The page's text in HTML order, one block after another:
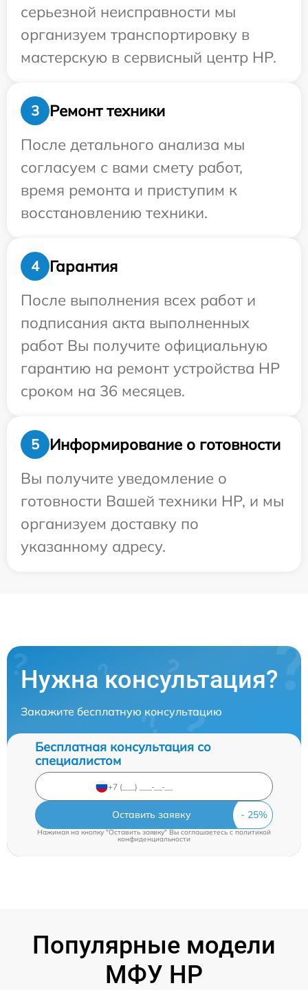
серьезной неисправности мы
организуем транспортировку в
мастерскую в сервисный центр HP.
3
Ремонт техники
После детального анализа мы
согласуем с вами смету работ,
время ремонта и приступим к
восстановлению техники.
4
Гарантия
После выполнения всех работ и
подписания акта выполненных
работ Вы получите официальную
гарантию на ремонт устройства HP
сроком на 36 месяцев.
5
Информирование о готовности
Вы получите уведомление о
готовности Вашей техники HP, и мы
организуем доставку по
указанному адресу.
Нужна консультация?
Закажите бесплатную консультацию
Бесплатная консультация со
специалистом
Оставить заявку
Нажимая на кнопку "Оставить заявку" Вы соглашаетесь cполитикой
конфиденциальности
Популярные модели
МФУ HP